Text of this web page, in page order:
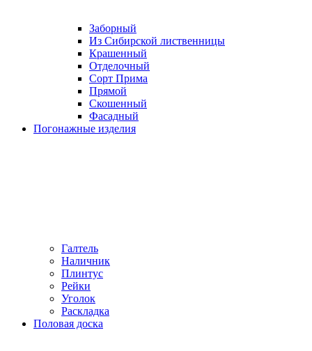
Заборный
Из Сибирской лиственницы
Крашенный
Отделочный
Сорт Прима
Прямой
Скошенный
Фасадный
Погонажные изделия
Галтель
Наличник
Плинтус
Рейки
Уголок
Раскладка
Половая доска